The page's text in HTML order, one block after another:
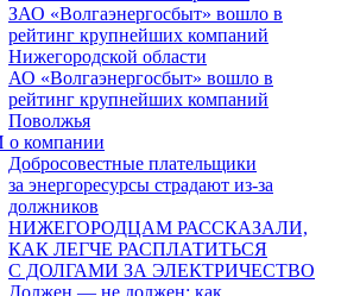
ЗАО «Волгаэнергосбыт» вошло в
рейтинг крупнейших компаний
Нижегородской области
АО «Волгаэнергосбыт» вошло в
рейтинг крупнейших компаний
Поволжья
компании
Добросовестные плательщики
за энергоресурсы страдают из-за
должников
НИЖЕГОРОДЦАМ РАССКАЗАЛИ,
КАК ЛЕГЧЕ РАСПЛАТИТЬСЯ
С ДОЛГАМИ ЗА ЭЛЕКТРИЧЕСТВО